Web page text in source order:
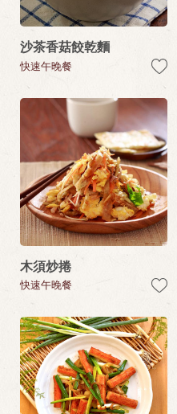
沙茶香菇餃乾麵
快速午晚餐
木須炒捲
快速午晚餐